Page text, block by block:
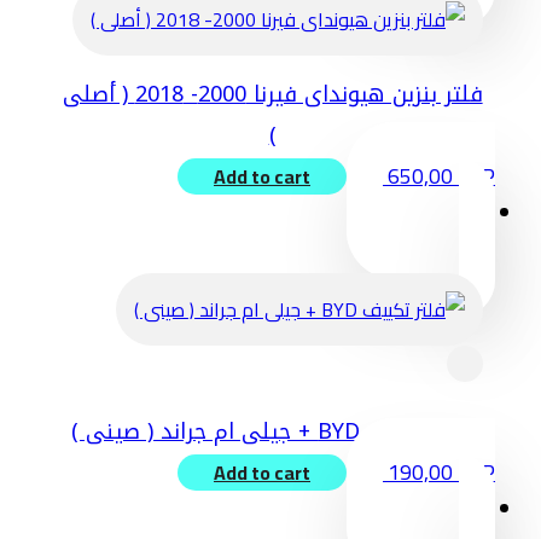
فلتر بنزين هيونداى فيرنا 2000- 2018 ( أصلى
)
650,00EGP
Add to cart
190,00EGP
Add to cart